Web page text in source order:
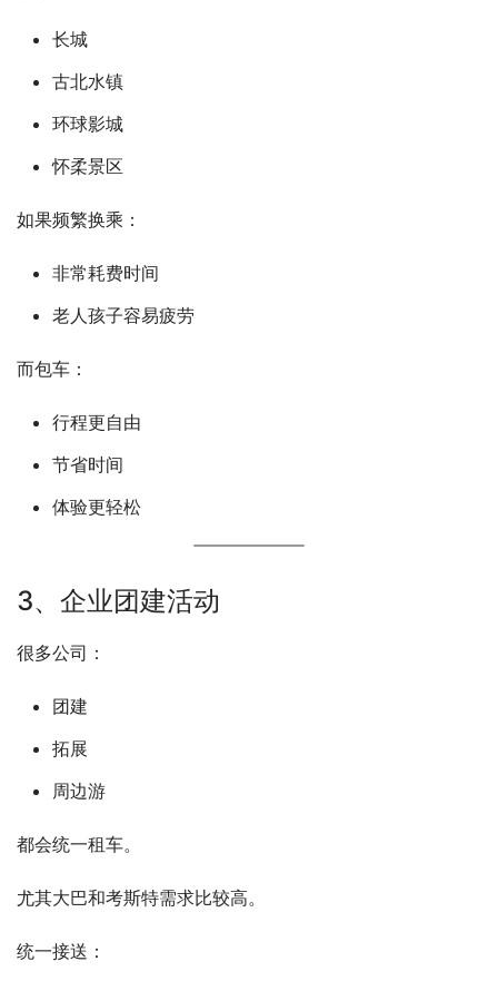
长城
古北水镇
环球影城
怀柔景区
如果频繁换乘：
非常耗费时间
老人孩子容易疲劳
而包车：
行程更自由
节省时间
体验更轻松
3、企业团建活动
很多公司：
团建
拓展
周边游
都会统一租车。
尤其大巴和考斯特需求比较高。
统一接送：